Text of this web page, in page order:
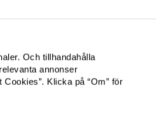
Och tillhandahålla
annonser
Klicka på “Om” för